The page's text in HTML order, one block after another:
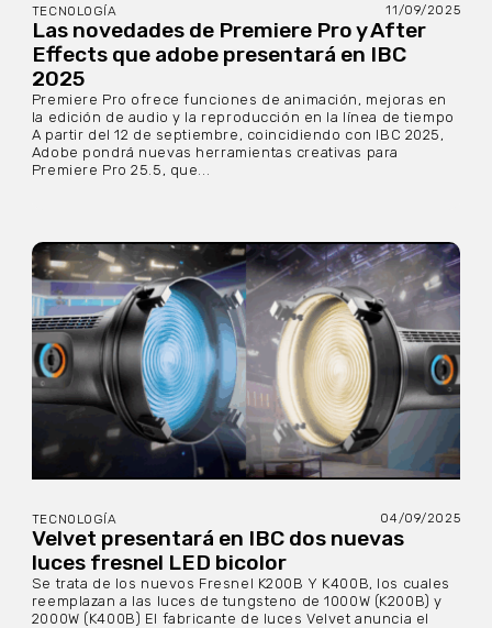
TECNOLOGÍA 11/09/2025
Las novedades de Premiere Pro y After
Effects que adobe presentará en IBC
2025
Premiere Pro ofrece funciones de animación, mejoras en
la edición de audio y la reproducción en la línea de tiempo
A partir del 12 de septiembre, coincidiendo con IBC 2025,
Adobe pondrá nuevas herramientas creativas para
Premiere Pro 25.5, que...
TECNOLOGÍA 04/09/2025
Velvet presentará en IBC dos nuevas
luces fresnel LED bicolor
Se trata de los nuevos Fresnel K200B Y K400B, los cuales
reemplazan a las luces de tungsteno de 1000W (K200B) y
2000W (K400B) El fabricante de luces Velvet anuncia el